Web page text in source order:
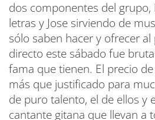
dos componentes del grupo,
letras y Jose sirviendo de
sólo saben hacer y ofrecer
directo este sábado fue
fama que tienen. El precio
más que justificado para
de puro talento, el de ellos y
cantante gitana que llevan a